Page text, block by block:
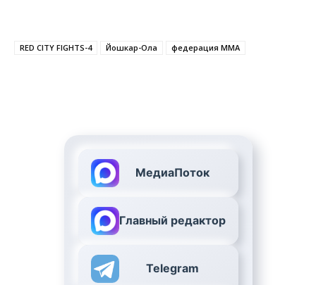
RED CITY FIGHTS-4 Йошкар-Ола федерация ММА
МедиаПоток
Главный редактор
Telegram